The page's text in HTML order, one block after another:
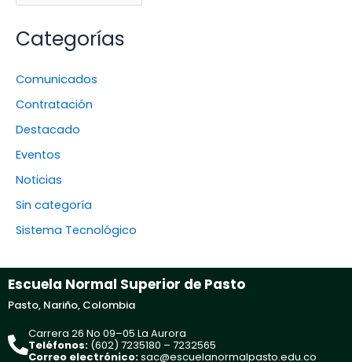
Categorías
Comunicados
Contratación
Destacado
Eventos
Noticias
Sin categoría
Sistema Tecnológico
Escuela Normal Superior de Pasto
Pasto, Nariño, Colombia
Carrera 26 No 09–05 La Aurora
Teléfonos: (602) 7235180 – 7232565
Correo electrónico:sac@escuelanormalpasto.edu.co